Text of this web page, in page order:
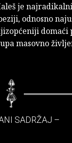
je
odnosno
masovno
SADRŽAJ –